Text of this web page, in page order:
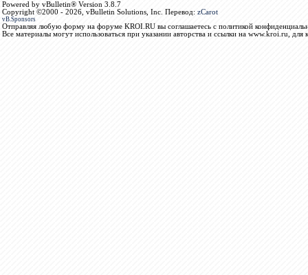
Powered by vBulletin® Version 3.8.7
Copyright ©2000 - 2026, vBulletin Solutions, Inc. Перевод: zCarot
vB.Sponsors
Отправляя любую форму на форуме KROI.RU вы соглашаетесь с политикой
Все материалы могут использоваться при указании авторства и ссылки на www.kroi.ru, для